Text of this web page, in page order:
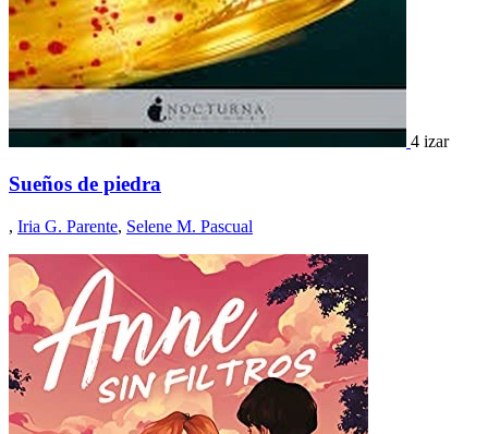
4 izar
Sueños de piedra
, Iria G. Parente, Selene M. Pascual